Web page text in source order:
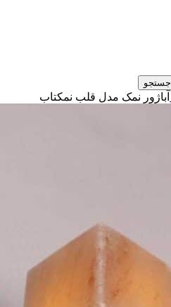
جستجو
آباژور نمک مدل قلب نمکتاب